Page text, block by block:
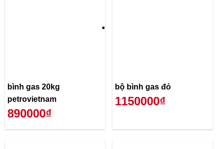
bình gas 20kg
petrovietnam
890000₫
bộ bình gas đỏ
1150000₫